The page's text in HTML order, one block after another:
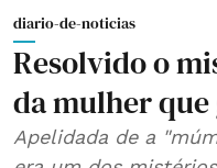
diario-de-noticias
Resolvido o
da mulher
Apelidada de a